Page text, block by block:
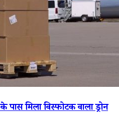
पास मिला विस्फोटक वाला ड्रोन